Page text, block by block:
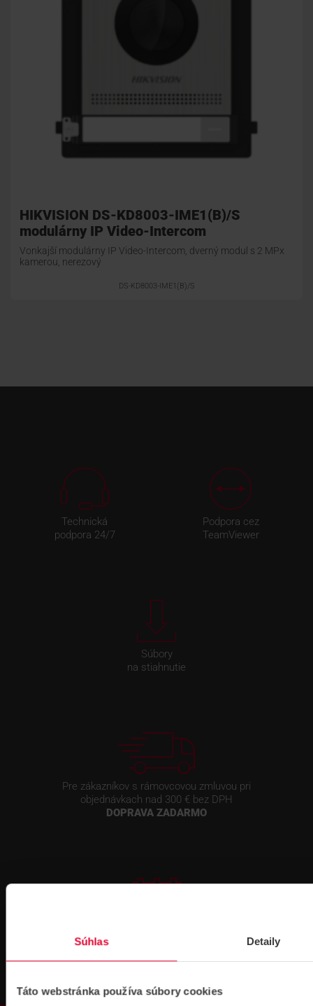
Súhlas Detaily
Táto webstránka používa súbory cookies
HIKVISION DS-KD8003-IME1(B)/S
modulárny IP Video-Intercom
Vonkajší modulárny IP Video-Intercom, dverný modul s 2 MPx
kamerou, nerezový
DS-KD8003-IME1(B)/S
Technická
podpora 24/7
Podpora cez
TeamViewer
Súbory
na stiahnutie
Pre zákazníkov s rámovcovou zmluvou pri
objednávkach nad 300 € bez DPH
DOPRAVA ZADARMO